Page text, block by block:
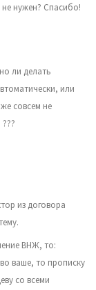
нужен? Спасибо!
ли делать
или
совсем не
из договора
ВНЖ, то:
ваше, то прописку
со всеми